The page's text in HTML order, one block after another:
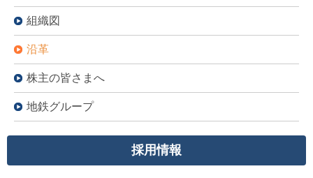
組織図
沿革
株主の皆さまへ
地鉄グループ
採用情報